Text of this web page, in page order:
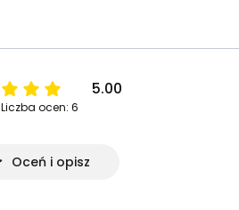
5.00
Liczba ocen: 6
Oceń i opisz